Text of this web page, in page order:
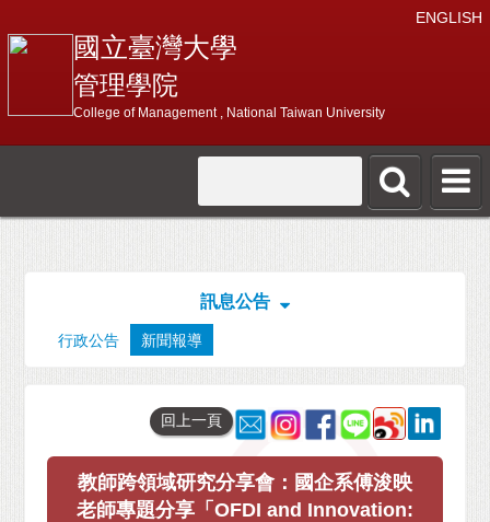
ENGLISH
國立臺灣大學
管理學院
College of Management , National Taiwan University
訊息公告
行政公告 新聞報導
回上一頁
教師跨領域研究分享會：國企系傅浚映
老師專題分享「OFDI and Innovation: